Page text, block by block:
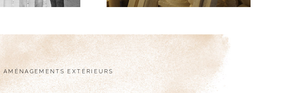
AMÉNAGEMENTS EXTÉRIEURS